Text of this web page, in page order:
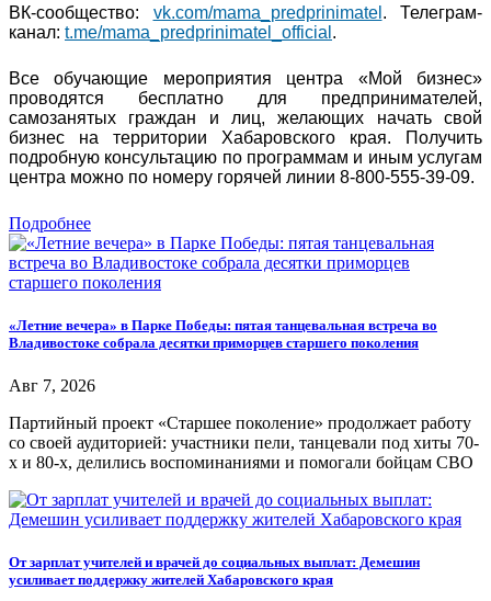
ВК-сообщество: vk.com/mama_predprinimatel . Телеграм-
канал: t.me/mama_predprinimatel_official .
Все обучающие мероприятия центра «Мой бизнес»
проводятся бесплатно для предпринимателей,
самозанятых граждан и лиц, желающих начать свой
бизнес на территории Хабаровского края. Получить
подробную консультацию по программам и иным услугам
центра можно по номеру горячей линии 8-800-555-39-09.
Подробнее
«Летние вечера» в Парке Победы: пятая танцевальная встреча во
Владивостоке собрала десятки приморцев старшего поколения
Авг 7, 2026
Партийный проект «Старшее поколение» продолжает работу
со своей аудиторией: участники пели, танцевали под хиты 70-
х и 80-х, делились воспоминаниями и помогали бойцам СВО
От зарплат учителей и врачей до социальных выплат: Демешин
усиливает поддержку жителей Хабаровского края